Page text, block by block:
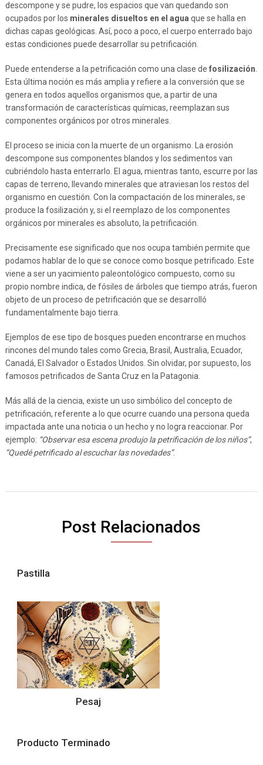
descompone y se pudre, los espacios que van quedando son
ocupados por los minerales disueltos en el agua que se halla en
dichas capas geológicas. Así, poco a poco, el cuerpo enterrado bajo
estas condiciones puede desarrollar su petrificación.
Puede entenderse a la petrificación como una clase de fosilización
Esta última noción es más amplia y refiere a la conversión que se
genera en todos aquellos organismos que, a partir de una
transformación de características químicas, reemplazan sus
componentes orgánicos por otros minerales.
El proceso se inicia con la muerte de un organismo. La erosión
descompone sus componentes blandos y los sedimentos van
cubriéndolo hasta enterrarlo. El agua, mientras tanto, escurre por las
capas de terreno, llevando minerales que atraviesan los restos del
organismo en cuestión. Con la compactación de los minerales, se
produce la fosilización y, si el reemplazo de los componentes
orgánicos por minerales es absoluto, la petrificación.
Precisamente ese significado que nos ocupa también permite que
podamos hablar de lo que se conoce como bosque petrificado. Este
viene a ser un yacimiento paleontológico compuesto, como su
propio nombre indica, de fósiles de árboles que tiempo atrás, fueron
objeto de un proceso de petrificación que se desarrolló
fundamentalmente bajo tierra.
Ejemplos de ese tipo de bosques pueden encontrarse en muchos
rincones del mundo tales como Grecia, Brasil, Australia, Ecuador,
Canadá, El Salvador o Estados Unidos. Sin olvidar, por supuesto, los
famosos petrificados de Santa Cruz en la Patagonia.
Más allá de la ciencia, existe un uso simbólico del concepto de
petrificación, referente a lo que ocurre cuando una persona queda
impactada ante una noticia o un hecho y no logra reaccionar. Por
ejemplo: “Observar esa escena produjo la petrificación de los niños”,
“Quedé petrificado al escuchar las novedades”.
Post Relacionados
Pastilla
Pesaj
Producto Terminado